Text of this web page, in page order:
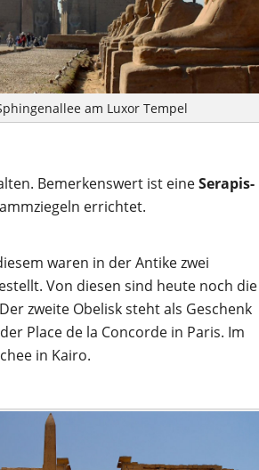
am Luxor Tempel
Bemerkenswert ist eineSerapis-
errichtet.
waren in der Antike zwei
Von diesen sind heute noch die
zweite Obelisk steht als Geschenk
Place de la Concorde in Paris. Im
in Kairo.